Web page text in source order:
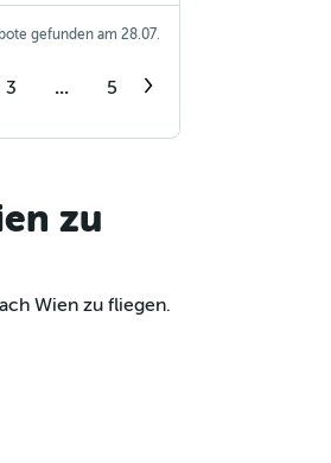
gefunden am 28.07.
3 ... 5
zu
Wien zu fliegen.